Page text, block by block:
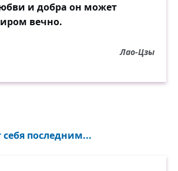
и добра он может
вечно.
Лао-Цзы
последним...